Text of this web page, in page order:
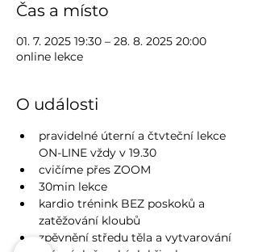
Čas a místo
01. 7. 2025 19:30 – 28. 8. 2025 20:00
online lekce
O události
pravidelné úterní a čtvteční lekce
ON-LINE vždy v 19.30
cvičíme přes ZOOM
30min lekce
kardio trénink BEZ poskoků a
zatěžování kloubů
zpěvnění středu těla a vytvarování